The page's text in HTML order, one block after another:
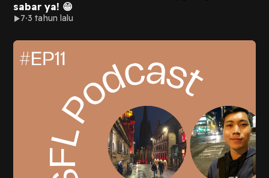
sabar ya! 😁
7 3 tahun lalu